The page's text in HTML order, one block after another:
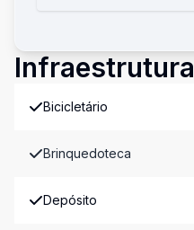
Infraestrutura
Bicicletário
Brinquedoteca
Depósito